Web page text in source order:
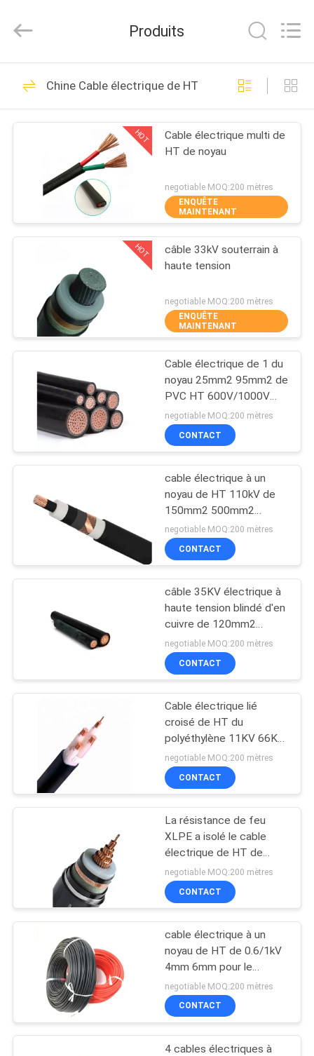
MAISON
PRODUITS
SUJET
NOUS
VISITE
D'USINE
CONTRÔLE
QUALITÉ
CONTACTEZ-
NOUS
DEMANDEZ
PRIVACY
Management
Services
Rights
Cables électriques
blindés
10
Cables électriques
de XLPE
10
Cables électriques
coaxiaux
10
Cable électrique de
HT
10
Cables électriques
de système mv
10
Cables électriques
de BT
câbles isolés par
PVC
Produits
Chine Cable électrique de HT
HOT
Cable électrique multi de
HT de noyau
negotiable MOQ:200 mètres
ENQUÊTE
MAINTENANT
HOT
câble 33kV souterrain à
haute tension
negotiable MOQ:200 mètres
ENQUÊTE
MAINTENANT
Cable électrique de 1 du
noyau 25mm2 95mm2 de
PVC HT 600V/1000V
d'isolation
negotiable MOQ:200 mètres
CONTACT
cable électrique à un
noyau de HT 110kV de
150mm2 500mm2
630mm2
negotiable MOQ:200 mètres
CONTACT
câble 35KV électrique à
haute tension blindé d'en
cuivre de 120mm2
300mm2
negotiable MOQ:200 mètres
CONTACT
Cable électrique lié
croisé de HT du
polyéthylène 11KV 66KV
120mm2 150mm2
negotiable MOQ:200 mètres
CONTACT
La résistance de feu
XLPE a isolé le cable
électrique de HT de
33KV 240mm2
negotiable MOQ:200 mètres
CONTACT
cable électrique à un
noyau de HT de 0.6/1kV
4mm 6mm pour le
panneau solaire
negotiable MOQ:200 mètres
CONTACT
4 cables électriques à